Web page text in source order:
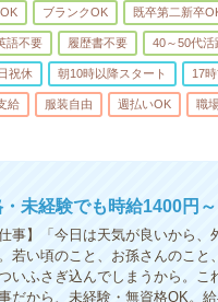
ブランクOK 既卒第二新卒
語不要 履歴書不要 40～50代活
祝休 朝10時以降スタート 17
給 服装自由 週払いOK 職
経験でも時給1400円～
事】「今日は天気が良いから
若い頃のこと、お孫さんのこ
いふさぎ込んでしまうから。こ
だから、未経験・無資格OK。